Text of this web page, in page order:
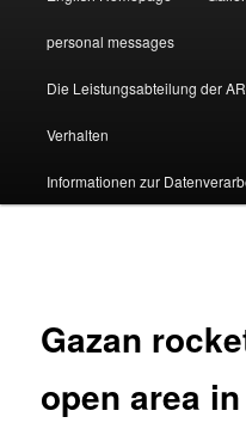
personal messages
Die Leistungsabteilung der
Verhalten
Informationen zur
Gazan
open area